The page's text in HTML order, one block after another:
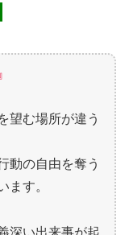
望む場所が違う
動の自由を奪う
ます。